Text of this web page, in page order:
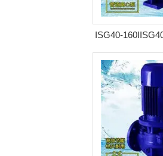
ISG40-
道